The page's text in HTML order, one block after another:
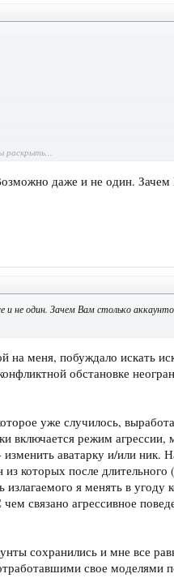
даже и не один. Зачем
один. Зачем Вам столько
на меня, побуждало искать
обстановке
уже случилось,
включается режим
аватарку и/или ник.
которых после
я менять в
связано агрессивное
сохранились и мне все
свое моделями